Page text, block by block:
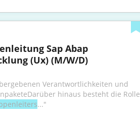
Sap Abap
(Ux) (M/W/D)
Verantwortlichkeiten und
hinaus besteht die Rolle
..."